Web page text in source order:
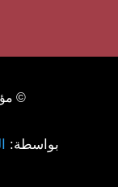
©
بواسطة: